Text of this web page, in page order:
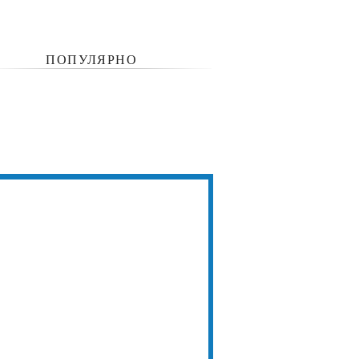
ПОПУЛЯРНО